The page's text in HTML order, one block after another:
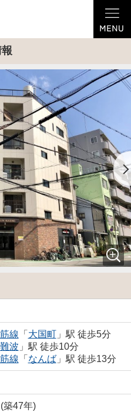
線 「 大国町」駅 徒歩5分
難波 」駅 徒歩10分
線 「 なんば」駅 徒歩13分
築47年)